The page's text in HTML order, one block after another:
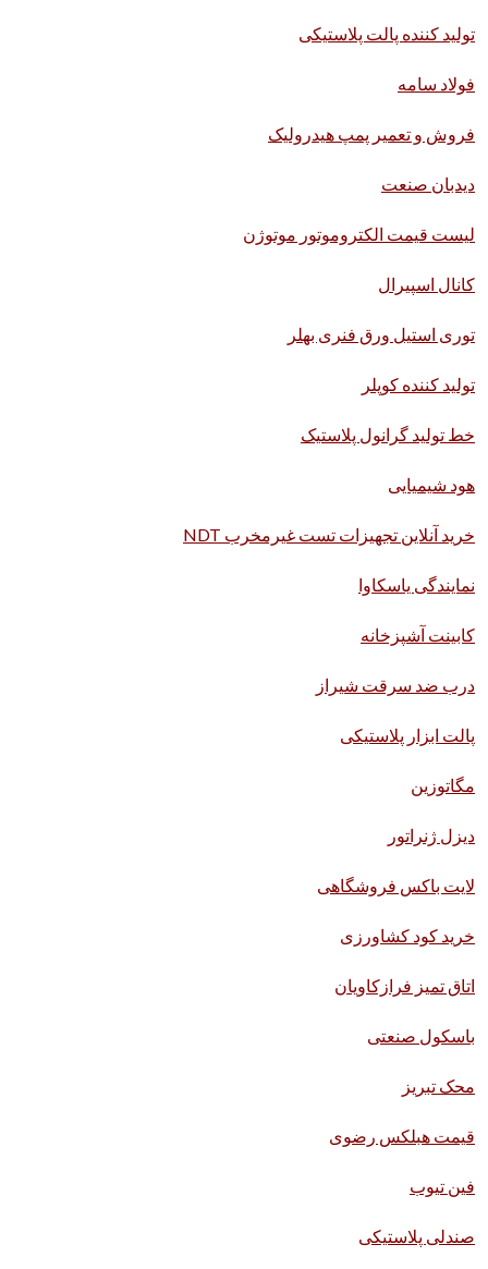
تولید کننده پالت پلاستیکی
فولاد سامه
فروش و تعمیر پمپ هیدرولیک
دیدبان صنعت
لیست قیمت الکتروموتور موتوژن
کانال اسپیرال
توری استیل ورق فنری بهلر
تولید کننده کوپلر
خط تولید گرانول پلاستیک
هود شیمیایی
خرید آنلاین تجهیزات تست غیرمخرب NDT
نمایندگی یاسکاوا
کابینت آشپزخانه
درب ضد سرقت شیراز
پالت ابزار پلاستیکی
مگاتوزین
دیزل ژنراتور
لایت باکس فروشگاهی
خرید کود کشاورزی
اتاق تمیز فرازکاویان
باسکول صنعتی
محک تبریز
قیمت هبلکس رضوی
فین تیوب
صندلی پلاستیکی